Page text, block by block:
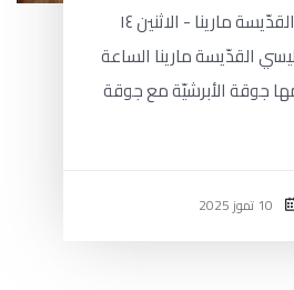
رعيّة أميون عيد القدّيسة مارينا - الاثنين ١٤
القدّيسة مارينا الساعة
جوقة الأبرشيّة مع جوقة